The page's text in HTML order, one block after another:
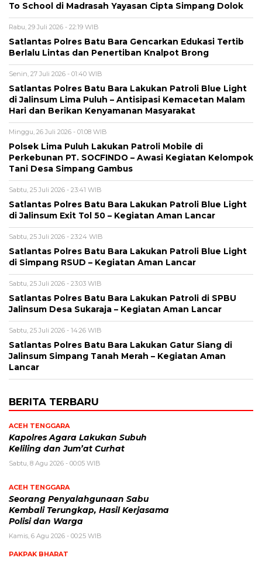
To School di Madrasah Yayasan Cipta Simpang Dolok
Rabu, 29 Juli 2026 - 22:19 WIB
Satlantas Polres Batu Bara Gencarkan Edukasi Tertib
Berlalu Lintas dan Penertiban Knalpot Brong
Senin, 27 Juli 2026 - 01:40 WIB
Satlantas Polres Batu Bara Lakukan Patroli Blue Light
di Jalinsum Lima Puluh – Antisipasi Kemacetan Malam
Hari dan Berikan Kenyamanan Masyarakat
Minggu, 26 Juli 2026 - 01:08 WIB
Polsek Lima Puluh Lakukan Patroli Mobile di
Perkebunan PT. SOCFINDO – Awasi Kegiatan Kelompok
Tani Desa Simpang Gambus
Sabtu, 25 Juli 2026 - 23:41 WIB
Satlantas Polres Batu Bara Lakukan Patroli Blue Light
di Jalinsum Exit Tol 50 – Kegiatan Aman Lancar
Sabtu, 25 Juli 2026 - 23:24 WIB
Satlantas Polres Batu Bara Lakukan Patroli Blue Light
di Simpang RSUD – Kegiatan Aman Lancar
Sabtu, 25 Juli 2026 - 23:03 WIB
Satlantas Polres Batu Bara Lakukan Patroli di SPBU
Jalinsum Desa Sukaraja – Kegiatan Aman Lancar
Sabtu, 25 Juli 2026 - 14:26 WIB
Satlantas Polres Batu Bara Lakukan Gatur Siang di
Jalinsum Simpang Tanah Merah – Kegiatan Aman
Lancar
BERITA TERBARU
ACEH TENGGARA
Kapolres Agara Lakukan Subuh
Keliling dan Jum’at Curhat
Sabtu, 8 Agu 2026 - 00:05 WIB
ACEH TENGGARA
Seorang Penyalahgunaan Sabu
Kembali Terungkap, Hasil Kerjasama
Polisi dan Warga
Kamis, 6 Agu 2026 - 00:25 WIB
PAKPAK BHARAT